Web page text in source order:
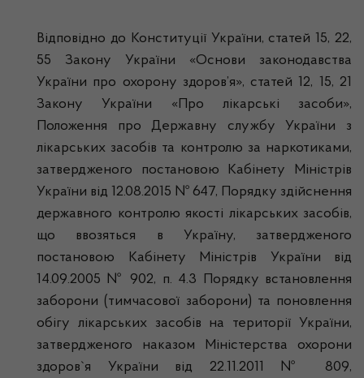
Відповідно до Конституції України, статей 15, 22,
55 Закону України «Основи законодавства
України про охорону здоров’я», статей 12, 15, 21
Закону України «Про лікарські засоби»,
Положення про Державну службу України з
лікарських засобів та контролю за наркотиками,
затвердженого постановою Кабінету Міністрів
України від 12.08.2015 № 647, Порядку здійснення
державного контролю якості лікарських засобів,
що ввозяться в Україну, затвердженого
постановою Кабінету Міністрів України від
14.09.2005 № 902, п. 4.3 Порядку встановлення
заборони (тимчасової заборони) та поновлення
обігу лікарських засобів на території України,
затвердженого наказом Міністерства охорони
здоров`я України від 22.11.2011 № 809,